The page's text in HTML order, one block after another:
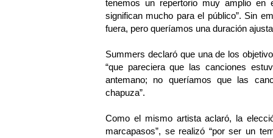
tenemos un repertorio muy amplio en
significan mucho para el público”. Sin
fuera, pero queríamos una duración
Summers declaró que una de los
“que pareciera que las canciones
antemano; no queríamos que las
chapuza”.
Como el mismo artista aclaró, la
marcapasos”, se realizó “por ser un